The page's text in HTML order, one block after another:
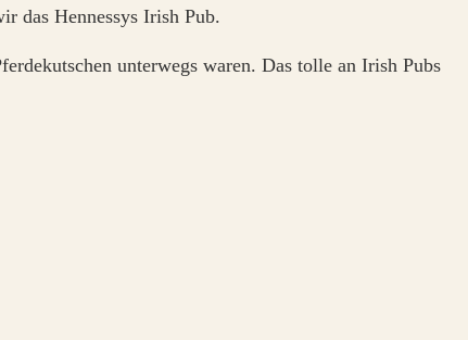
das Hennessys Irish Pub.
unterwegs waren. Das tolle an Irish Pubs